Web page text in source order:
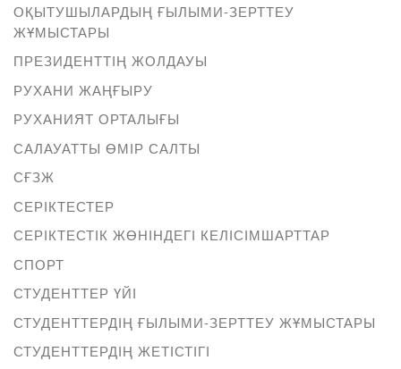
ОҚЫТУШЫЛАРДЫҢ ҒЫЛЫМИ-ЗЕРТТЕУ
ЖҰМЫСТАРЫ
ПРЕЗИДЕНТТІҢ ЖОЛДАУЫ
РУХАНИ ЖАҢҒЫРУ
РУХАНИЯТ ОРТАЛЫҒЫ
САЛАУАТТЫ ӨМІР САЛТЫ
СҒЗЖ
СЕРІКТЕСТЕР
СЕРІКТЕСТІК ЖӨНІНДЕГІ КЕЛІСІМШАРТТАР
СПОРТ
СТУДЕНТТЕР ҮЙІ
СТУДЕНТТЕРДІҢ ҒЫЛЫМИ-ЗЕРТТЕУ ЖҰМЫСТАРЫ
СТУДЕНТТЕРДІҢ ЖЕТІСТІГІ